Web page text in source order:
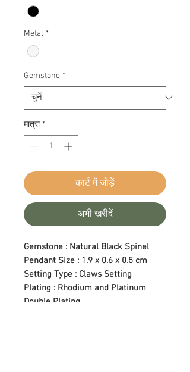
Metal *
Gemstone *
मात्रा *
कार्ट में जोड़ें
अभी खरीदें
Gemstone : Natural Black Spinel
Pendant Size : 1.9 x 0.6 x 0.5 cm
Setting Type : Claws Setting
Plating : Rhodium and Platinum
Double Plating